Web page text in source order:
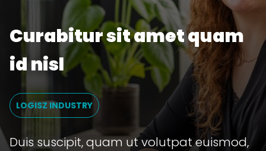
Curabitur sit amet quam
id nisl
LOGISZ INDUSTRY
Duis suscipit, quam ut volutpat euismod,